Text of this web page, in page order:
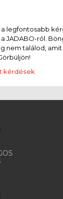
legfontosabb
JADABO-ról.
nem találod,
kérdések